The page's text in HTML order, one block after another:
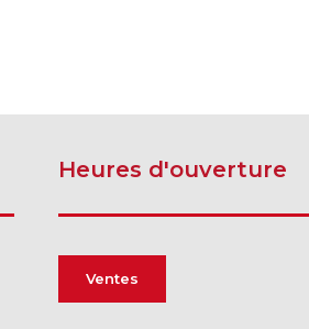
Heures d'ouverture
Ventes